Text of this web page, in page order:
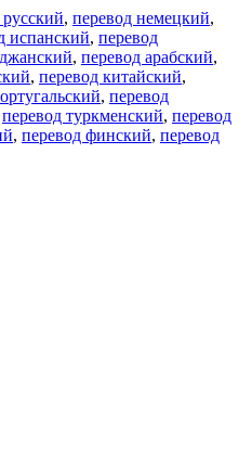
, перевод немецкий,
испанский, перевод
, перевод арабский,
, перевод китайский,
, перевод
перевод туркменский, перевод
, перевод финский, перевод